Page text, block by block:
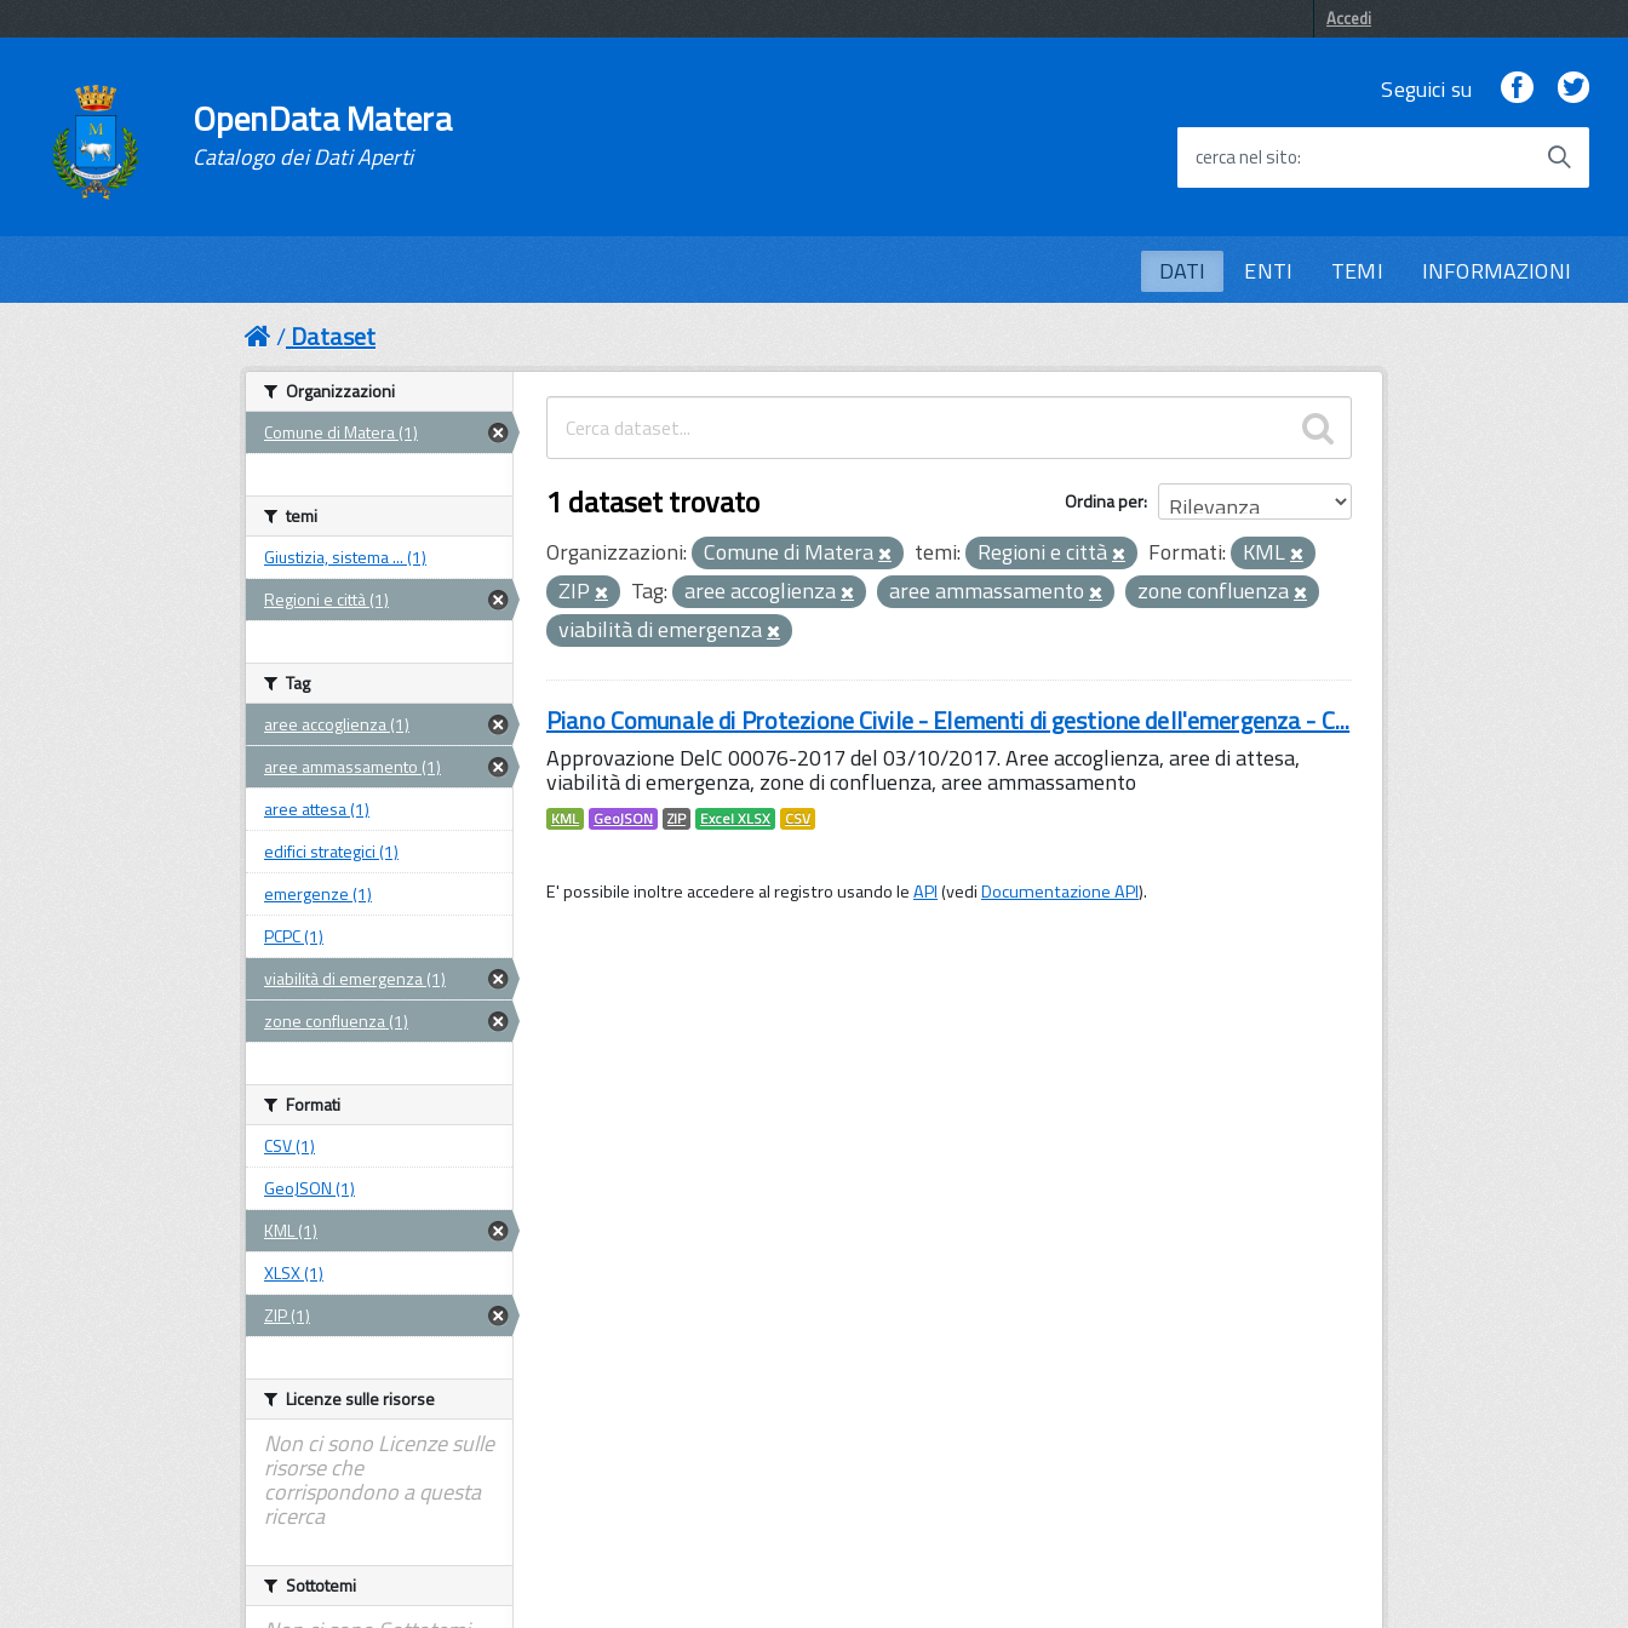
Accedi
OpenData Matera
Catalogo dei Dati Aperti
Seguici su Facebook
cerca nel sito
DATI ENTI TEMI INFORMAZIONI
Dataset
Ordina per
1 dataset trovato
Organizzazioni: Comune di Matera temi: Regioni e città Formati: KML
ZIP
Tag: aree accoglienza aree ammassamento
zone confluenza
viabilità di emergenza
Piano Comunale di Protezione Civile - Elementi di gestione dell'emergenza - C...
Approvazione DelC 00076-2017 del 03/10/2017. Aree accoglienza, aree di attesa,
viabilità di emergenza, zone di confluenza, aree ammassamento
KML GeoJSON ZIP Excel XLSX CSV
E' possibile inoltre accedere al registro usando leAPI(vediDocumentazione API).
Organizzazioni
Comune di Matera (1)
temi
Giustizia, sistema ... (1)
Regioni e città (1)
Tag
aree accoglienza (1)
aree ammassamento (1)
aree attesa (1)
edifici strategici (1)
emergenze (1)
PCPC (1)
viabilità di emergenza (1)
zone confluenza (1)
Formati
CSV (1)
GeoJSON (1)
KML (1)
XLSX (1)
ZIP (1)
Licenze sulle risorse
Non ci sono Licenze sulle
risorse che
corrispondono a questa
ricerca
Sottotemi